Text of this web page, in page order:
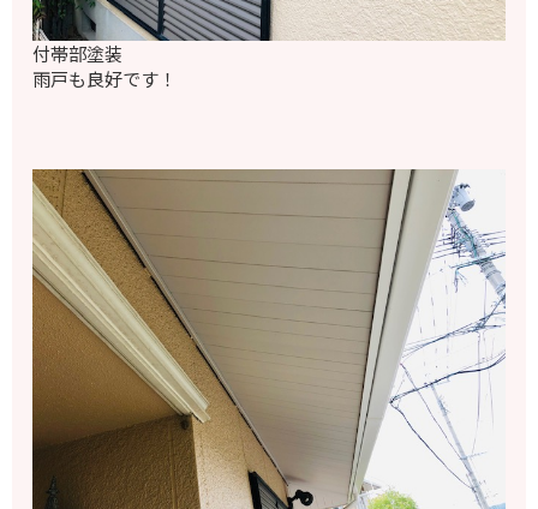
付帯部塗装
雨戸も良好です！